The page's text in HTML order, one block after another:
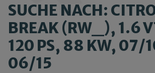
SUCHE NACH:
BREAK (RW_), 1.6
120 PS, 88 KW, 07/
06/15